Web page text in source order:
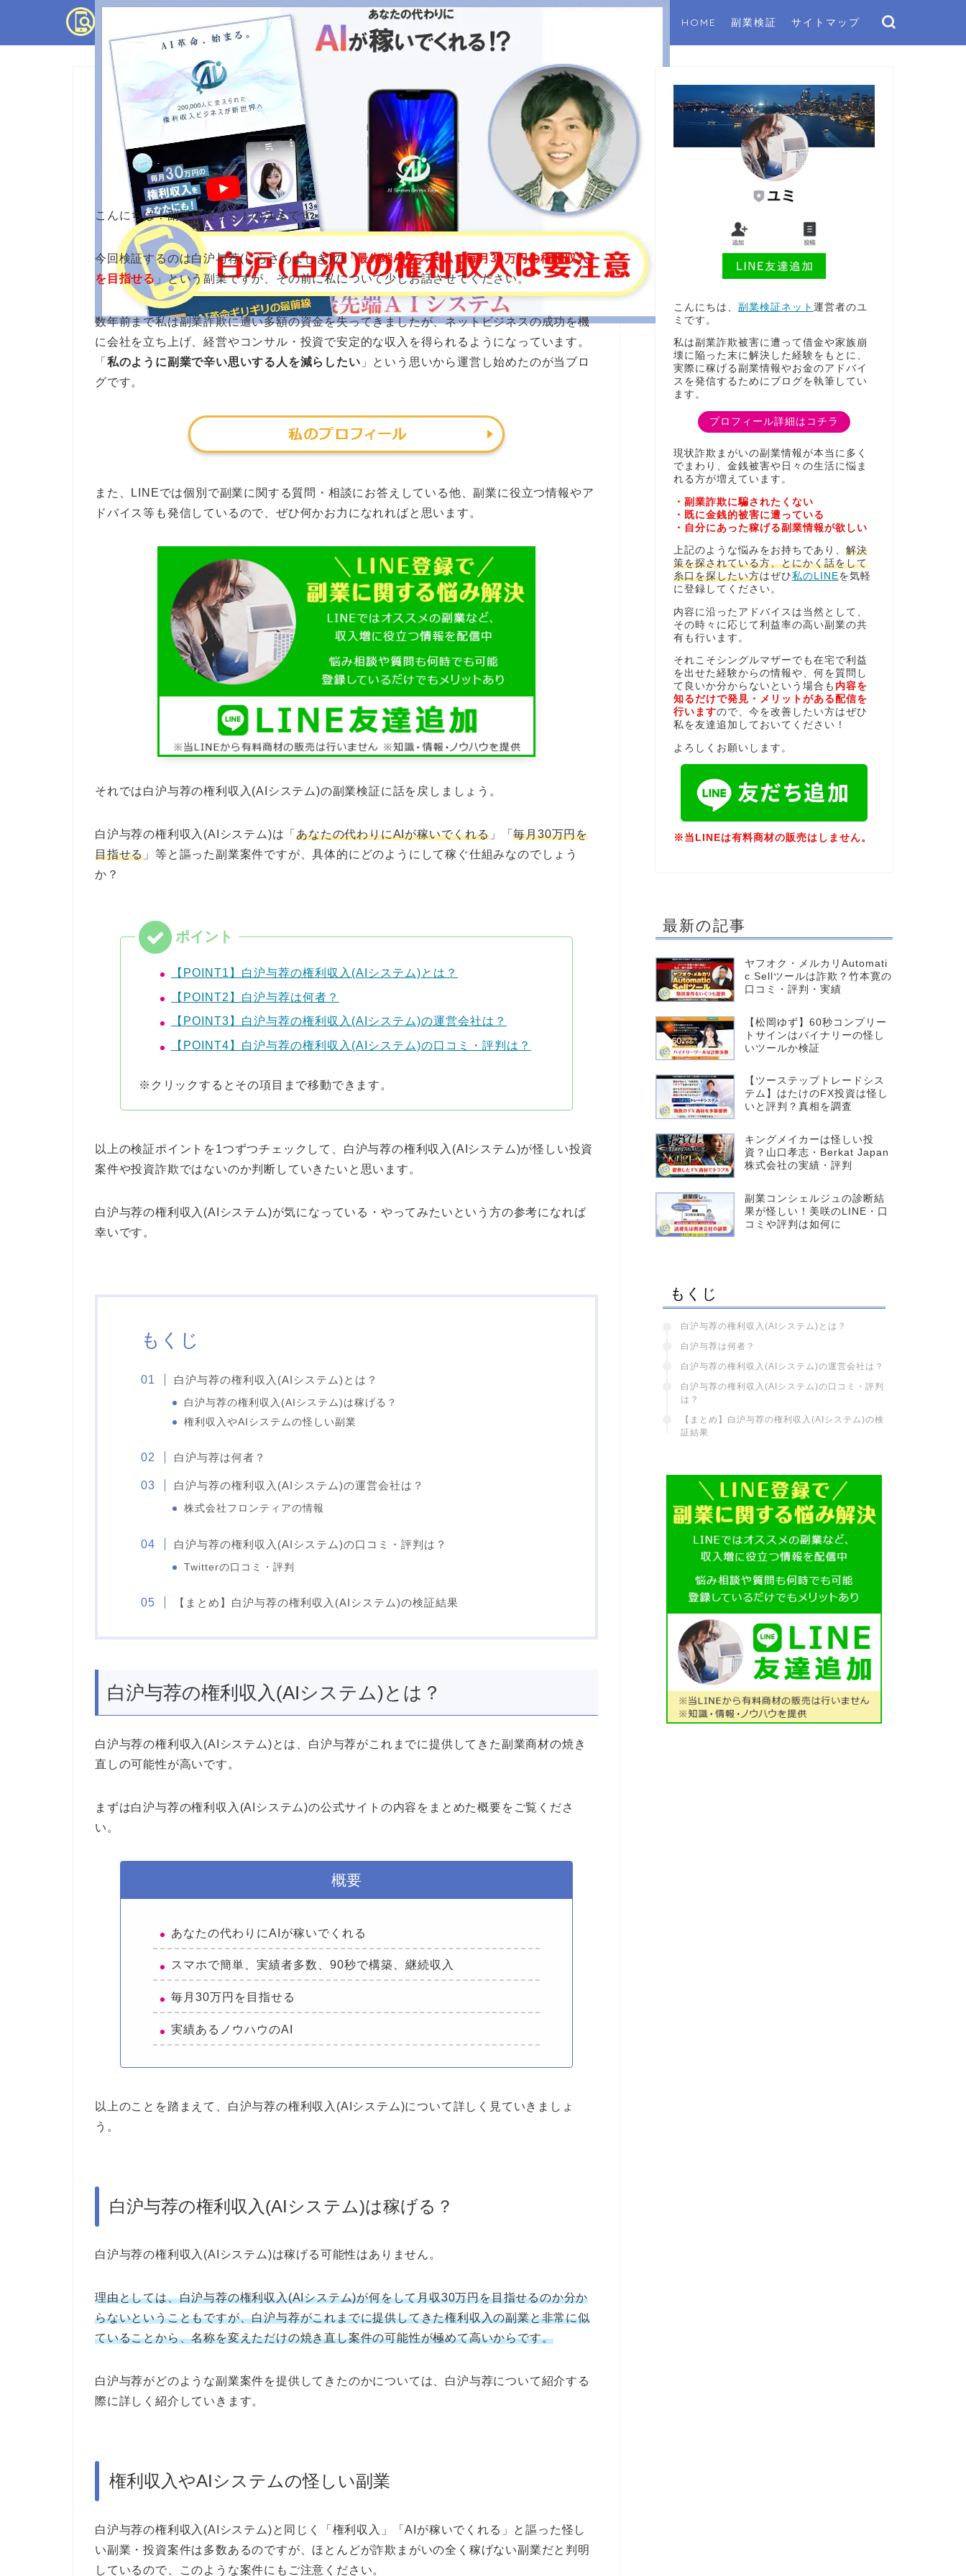
HOME 副業検証 サイトマップ
副業検証
白沪与荐の権利収入は怪しい副業？AIシステムの実
態や口コミ・評判
2026年4月20日
こんにちは！副業検証ネットのユミです。
今回検証するのは白沪与荐(しらさわよしき)の「最先端AIシステムで毎月30万円の権利収入
を目指せる 」という副業ですが、その前に私について少しお話させてください。
数年前まで私は副業詐欺に遭い多額の資金を失ってきましたが、ネットビジネスの成功を機
に会社を立ち上げ、経営やコンサル・投資で安定的な収入を得られるようになっています。
「 私のように副業で辛い思いする人を減らしたい 」という思いから運営し始めたのが当ブロ
グです。
また、LINEでは個別で副業に関する質問・相談にお答えしている他、副業に役立つ情報やア
ドバイス等も発信しているので、ぜひ何かお力になれればと思います。
それでは白沪与荐の権利収入(AIシステム)の副業検証に話を戻しましょう。
白沪与荐の権利収入(AIシステム)は「あなたの代わりにAIが稼いでくれる」「毎月30万円を
目指せる 」等と謳った副業案件ですが、具体的にどのようにして稼ぐ仕組みなのでしょう
か？
【POINT1】白沪与荐の権利収入(AIシステム)とは？
【POINT2】白沪与荐は何者？
【POINT3】白沪与荐の権利収入(AIシステム)の運営会社は？
【POINT4】白沪与荐の権利収入(AIシステム)の口コミ・評判は？
※クリックするとその項目まで移動できます。
以上の検証ポイントを1つずつチェックして、白沪与荐の権利収入(AIシステム)が怪しい投資
案件や投資詐欺ではないのか判断していきたいと思います。
白沪与荐の権利収入(AIシステム)が気になっている・やってみたいという方の参考になれば
幸いです。
もくじ
白沪与荐の権利収入(AIシステム)とは？
白沪与荐の権利収入(AIシステム)は稼げる？
権利収入やAIシステムの怪しい副業
白沪与荐は何者？
白沪与荐の権利収入(AIシステム)の運営会社は？
株式会社フロンティアの情報
白沪与荐の権利収入(AIシステム)の口コミ・評判は？
Twitterの口コミ・評判
【まとめ】白沪与荐の権利収入(AIシステム)の検証結果
白沪与荐の権利収入(AIシステム)とは？
白沪与荐の権利収入(AIシステム)とは、白沪与荐がこれまでに提供してきた副業商材の焼き
直しの可能性が高いです。
まずは白沪与荐の権利収入(AIシステム)の公式サイトの内容をまとめた概要をご覧くださ
い。
概要
あなたの代わりにAIが稼いでくれる
スマホで簡単、実績者多数、90秒で構築、継続収入
毎月30万円を目指せる
実績あるノウハウのAI
以上のことを踏まえて、白沪与荐の権利収入(AIシステム)について詳しく見ていきましょ
う。
白沪与荐の権利収入(AIシステム)は稼げる？
白沪与荐の権利収入(AIシステム)は稼げる可能性はありません。
理由としては、白沪与荐の権利収入(AIシステム)が何をして月収30万円を目指せるのか分か
らないということもですが、白沪与荐がこれまでに提供してきた権利収入の副業と非常に似
ていることから、名称を変えただけの焼き直し案件の可能性が極めて高いからです。
白沪与荐がどのような副業案件を提供してきたのかについては、白沪与荐について紹介する
際に詳しく紹介していきます。
権利収入やAIシステムの怪しい副業
白沪与荐の権利収入(AIシステム)と同じく「権利収入」「AIが稼いでくれる」と謳った怪し
い副業・投資案件は多数あるのですが、ほとんどが詐欺まがいの全く稼げない副業だと判明
しているので、このような案件にもご注意ください。
こんにちは、 副業検証ネット 運営者のユ
ミです。
私は副業詐欺被害に遭って借金や家族崩
壊に陥った末に解決した経験をもとに、
実際に稼げる副業情報やお金のアドバイ
スを発信するためにブログを執筆してい
ます。
プロフィール詳細はコチラ
現状詐欺まがいの副業情報が本当に多く
でまわり、金銭被害や日々の生活に悩ま
れる方が増えています。
・副業詐欺に騙されたくない
・既に金銭的被害に遭っている
・自分にあった稼げる副業情報が欲しい
上記のような悩みをお持ちであり、 解決
策を探されている方、とにかく話をして
糸口を探したい方はぜひ私のLINEを気軽
に登録してください。
内容に沿ったアドバイスは当然として、
その時々に応じて利益率の高い副業の共
有も行います。
それこそシングルマザーでも在宅で利益
を出せた経験からの情報や、何を質問し
て良いか分からないという場合も 内容を
知るだけで発見・メリットがある配信を
行いますので、今を改善したい方はぜひ
私を友達追加しておいてください！
よろしくお願いします。
※当LINEは有料商材の販売はしません。
最新の記事
ヤフオク・メルカリAutomati
c Sellツールは詐欺？竹本寛の
口コミ・評判・実績
【松岡ゆず】60秒コンプリー
トサインはバイナリーの怪し
いツールか検証
【ツーステップトレードシス
テム】はたけのFX投資は怪し
いと評判？真相を調査
キングメイカーは怪しい投
資？山口孝志・Berkat Japan
株式会社の実績・評判
副業コンシェルジュの診断結
果が怪しい！美咲のLINE・口
コミや評判は如何に
もくじ
白沪与荐の権利収入(AIシステム)とは？
白沪与荐は何者？
白沪与荐の権利収入(AIシステム)の運営会社は？
白沪与荐の権利収入(AIシステム)の口コミ・評判
は？
【まとめ】白沪与荐の権利収入(AIシステム)の検
証結果